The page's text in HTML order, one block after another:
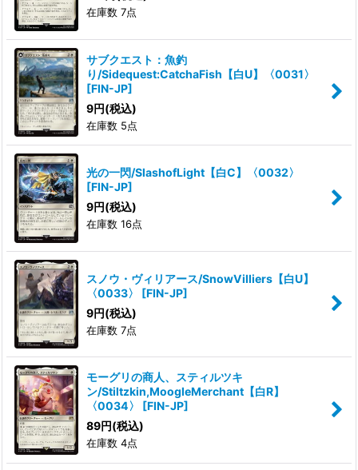
在庫数 7点
サブクエスト：魚釣
り/Sidequest:CatchaFish【白U】〈0031〉
[FIN-JP]
9円(税込)
在庫数 5点
光の一閃/SlashofLight【白C】〈0032〉
[FIN-JP]
9円(税込)
在庫数 16点
スノウ・ヴィリアース/SnowVilliers【白U】
〈0033〉
[FIN-JP]
9円(税込)
在庫数 7点
モーグリの商人、スティルツキ
ン/Stiltzkin,MoogleMerchant【白R】
〈0034〉
[FIN-JP]
89円(税込)
在庫数 4点